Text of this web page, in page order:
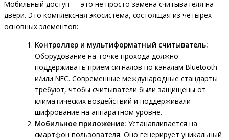
Мобильный доступ — это не просто замена считывателя на
двери. Это комплексная экосистема, состоящая из четырех
основных элементов:
Контроллер и мультиформатный считыватель:
Оборудование на точке прохода должно
поддерживать прием сигналов по каналам Bluetooth
и/или NFC. Современные международные стандарты
требуют, чтобы считыватели были защищены от
климатических воздействий и поддерживали
шифрование на аппаратном уровне.
Мобильное приложение: Устанавливается на
смартфон пользователя. Оно генерирует уникальный